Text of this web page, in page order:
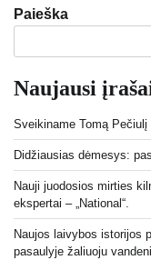
Paieška
Naujausi
Sveikiname Tomą
Didžiausias dėmesys:
Nauji juodosios mirties
ekspertai – „National“.
Naujos laivybos istorijos
pasaulyje žaliuoju